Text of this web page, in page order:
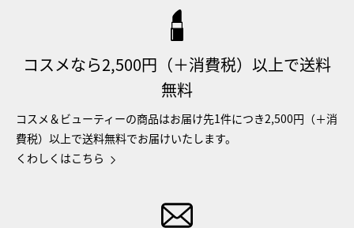
コスメなら2,500円（＋消費税）以上で送料
無料
コスメ＆ビューティーの商品はお届け先1件につき2,500円（＋消
費税）以上で送料無料でお届けいたします。
くわしくはこちら